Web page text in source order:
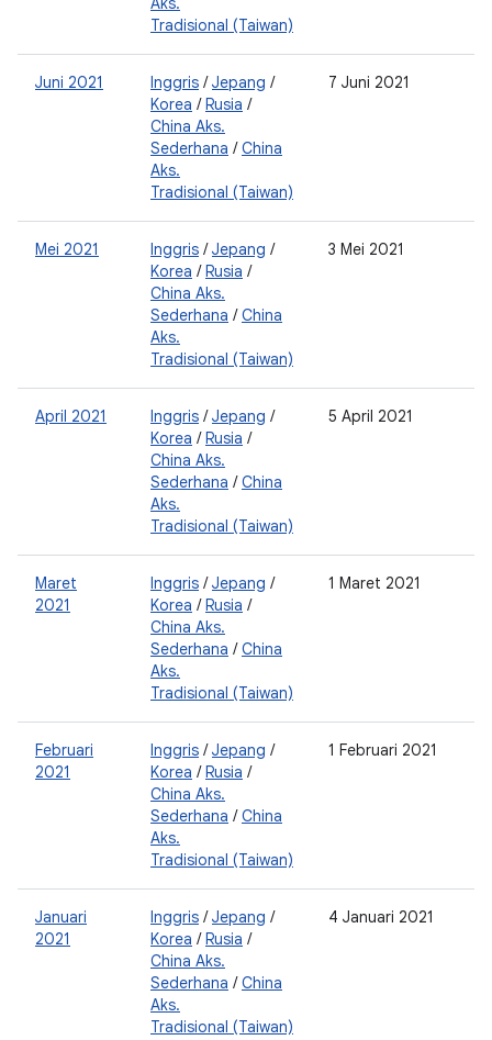
Tradisional (Taiwan)
Juni 2021 Inggris /Jepang /
Korea /Rusia /
China Aks.
Sederhana /China
Aks.
Tradisional (Taiwan)
7 Juni 2021
Mei 2021 Inggris /Jepang /
Korea /Rusia /
China Aks.
Sederhana /China
Aks.
Tradisional (Taiwan)
3 Mei 2021
April 2021 Inggris /Jepang /
Korea /Rusia /
China Aks.
Sederhana /China
Aks.
Tradisional (Taiwan)
5 April 2021
Maret
2021
Inggris /Jepang /
Korea /Rusia /
China Aks.
Sederhana /China
Aks.
Tradisional (Taiwan)
1 Maret 2021
Februari
2021
Inggris /Jepang /
Korea /Rusia /
China Aks.
Sederhana /China
Aks.
Tradisional (Taiwan)
1 Februari 2021
Januari
2021
Inggris /Jepang /
Korea /Rusia /
China Aks.
Sederhana /China
Aks.
Tradisional (Taiwan)
4 Januari 2021